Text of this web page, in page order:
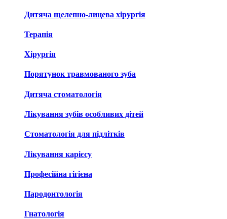
Дитяча щелепно-лицева хірургія
Терапія
Хірургія
Порятунок травмованого зуба
Дитяча стоматологія
Лікування зубів особливих дітей
Стоматологія для підлітків
Лікування карієсу
Професійна гігієна
Пародонтологія
Гнатологія